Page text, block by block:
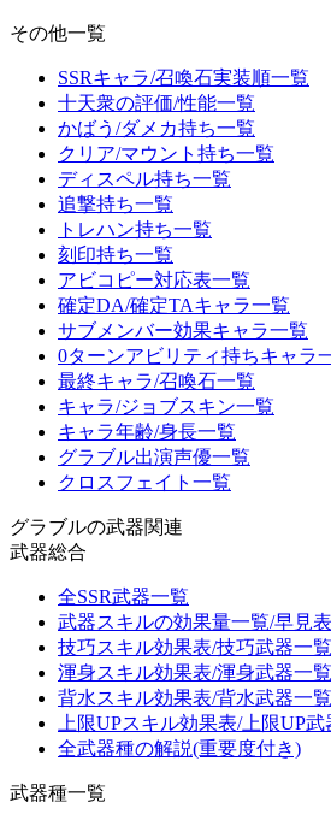
その他一覧
SSRキャラ/召喚石実装順一覧
十天衆の評価/性能一覧
かばう/ダメカ持ち一覧
クリア/マウント持ち一覧
ディスペル持ち一覧
追撃持ち一覧
トレハン持ち一覧
刻印持ち一覧
アビコピー対応表一覧
確定DA/確定TAキャラ一覧
サブメンバー効果キャラ一覧
0ターンアビリティ持ちキャラ
最終キャラ/召喚石一覧
キャラ/ジョブスキン一覧
キャラ年齢/身長一覧
グラブル出演声優一覧
クロスフェイト一覧
グラブルの武器関連
武器総合
全SSR武器一覧
武器スキルの効果量一覧/早見表
技巧スキル効果表/技巧武器一覧
渾身スキル効果表/渾身武器一覧
背水スキル効果表/背水武器一覧
上限UPスキル効果表/上限UP武
全武器種の解説(重要度付き)
武器種一覧